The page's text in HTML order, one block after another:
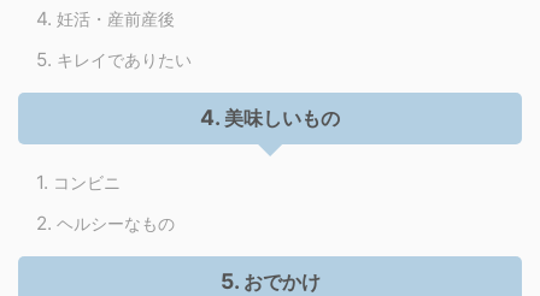
妊活・産前産後
キレイでありたい
美味しいもの
コンビニ
ヘルシーなもの
おでかけ